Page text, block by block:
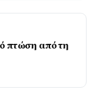
πτώση από τη